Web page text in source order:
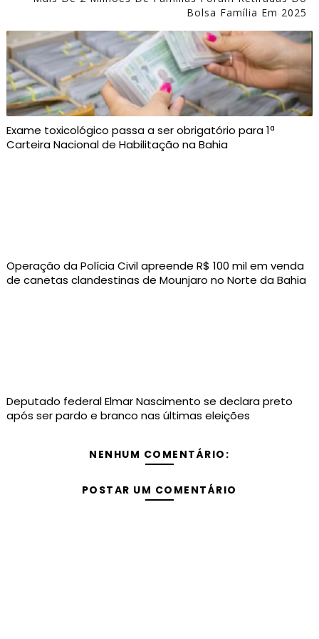
Bolsa Família Em 2025
Exame toxicológico passa a ser obrigatório para 1ª
Carteira Nacional de Habilitação na Bahia
Operação da Polícia Civil apreende R$ 100 mil em venda
de canetas clandestinas de Mounjaro no Norte da Bahia
Deputado federal Elmar Nascimento se declara preto
após ser pardo e branco nas últimas eleições
NENHUM COMENTÁRIO:
POSTAR UM COMENTÁRIO